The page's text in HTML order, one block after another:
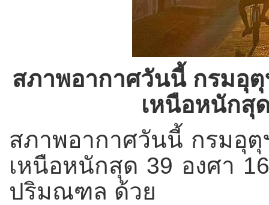
สภาพอากาศวันนี้ กรมอุ
เหนือหนักสุ
สภาพอากาศวันนี้ กรมอุ
เหนือหนักสุด 39 องศา
ปริมณฑล ด้วย